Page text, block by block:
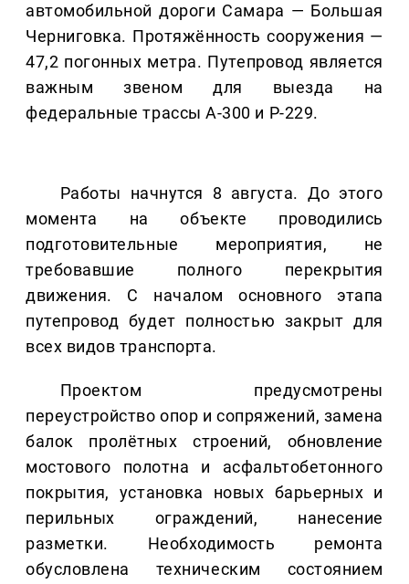
автомобильной дороги Самара — Большая
Черниговка. Протяжённость сооружения —
47,2 погонных метра. Путепровод является
важным звеном для выезда на
федеральные трассы А-300 и Р-229.
Работы начнутся 8 августа. До этого
момента на объекте проводились
подготовительные мероприятия, не
требовавшие полного перекрытия
движения. С началом основного этапа
путепровод будет полностью закрыт для
всех видов транспорта.
Проектом предусмотрены
переустройство опор и сопряжений, замена
балок пролётных строений, обновление
мостового полотна и асфальтобетонного
покрытия, установка новых барьерных и
перильных ограждений, нанесение
разметки. Необходимость ремонта
обусловлена техническим состоянием